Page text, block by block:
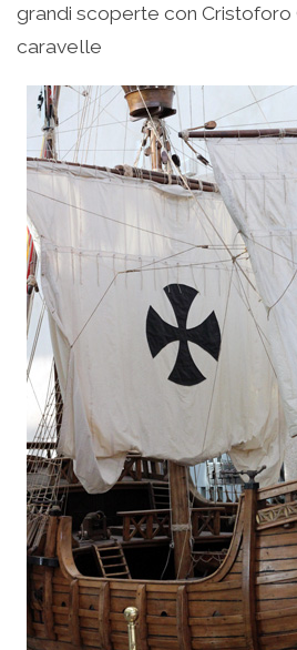
grandi scoperte con
caravelle